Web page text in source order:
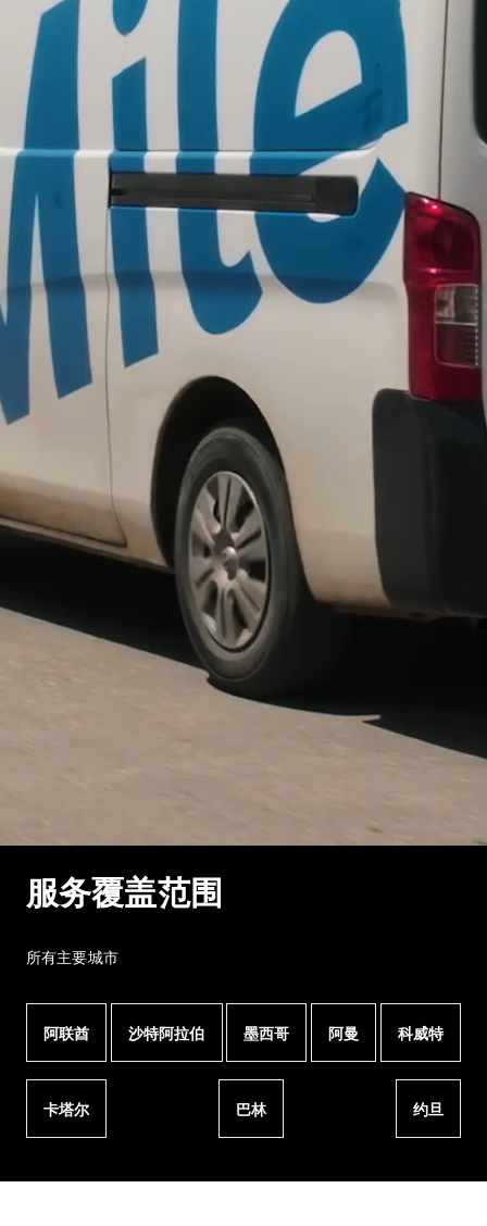
服务覆盖范围
所有主要城市
阿联酋 沙特阿拉伯 墨西哥 阿曼 科威特
卡塔尔 巴林 约旦